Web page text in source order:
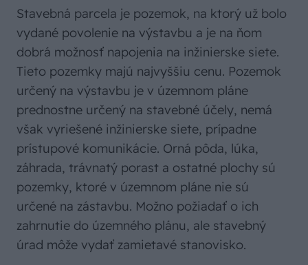
Stavebná parcela je pozemok, na ktorý už bolo
vydané povolenie na výstavbu a je na ňom
dobrá možnosť napojenia na inžinierske siete.
Tieto pozemky majú najvyššiu cenu. Pozemok
určený na výstavbu je v územnom pláne
prednostne určený na stavebné účely, nemá
však vyriešené inžinierske siete, prípadne
prístupové komunikácie. Orná pôda, lúka,
záhrada, trávnatý porast a ostatné plochy sú
pozemky, ktoré v územnom pláne nie sú
určené na zástavbu. Možno požiadať o ich
zahrnutie do územného plánu, ale stavebný
úrad môže vydať zamietavé stanovisko.